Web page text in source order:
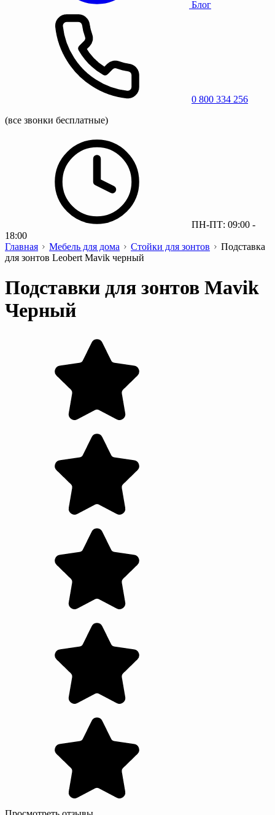
Блог
0 800 334 256
(все звонки бесплатные)
ПН-ПТ: 09:00 -
18:00
Главная
Мебель для дома Стойки для зонтов
Подставка
для зонтов Leobert Mavik черный
Подставки для зонтов Mavik
Черный